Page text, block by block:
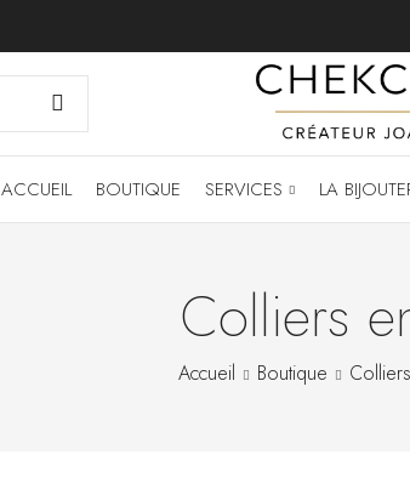
ACCUEIL BOUTIQUE SERVICES LA
Colliers
Accueil Boutique Colliers